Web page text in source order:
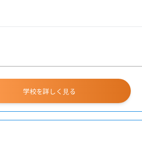
学校を詳しく見る